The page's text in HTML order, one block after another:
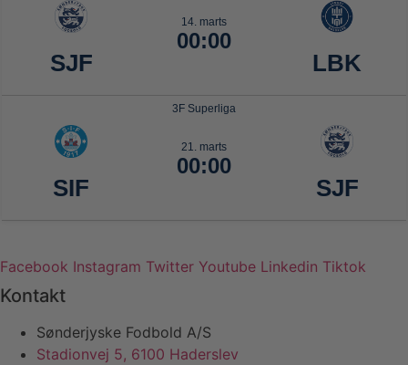
Facebook Instagram Twitter Youtube Linkedin Tiktok
Kontakt
Sønderjyske Fodbold A/S
Stadionvej 5, 6100 Haderslev